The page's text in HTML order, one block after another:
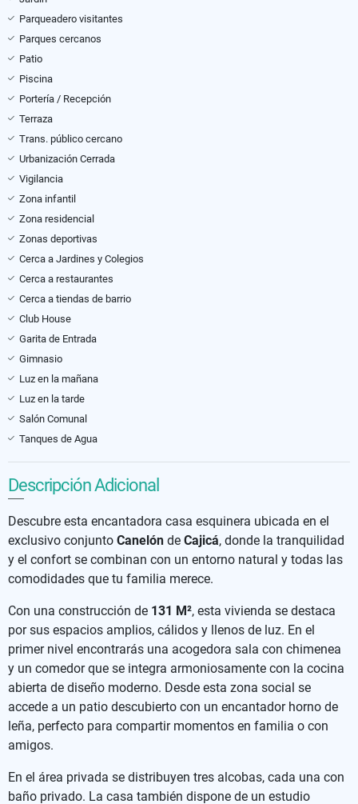
Parqueadero visitantes
Parques cercanos
Patio
Piscina
Portería / Recepción
Terraza
Trans. público cercano
Urbanización Cerrada
Vigilancia
Zona infantil
Zona residencial
Zonas deportivas
Cerca a Jardines y Colegios
Cerca a restaurantes
Cerca a tiendas de barrio
Club House
Garita de Entrada
Gimnasio
Luz en la mañana
Luz en la tarde
Salón Comunal
Tanques de Agua
Descripción Adicional
Descubre esta encantadora casa esquinera ubicada en el
exclusivo conjunto Canelón de Cajicá, donde la tranquilidad
y el confort se combinan con un entorno natural y todas las
comodidades que tu familia merece.
Con una construcción de 131 M², esta vivienda se destaca
por sus espacios amplios, cálidos y llenos de luz. En el
primer nivel encontrarás una acogedora sala con chimenea
y un comedor que se integra armoniosamente con la cocina
abierta de diseño moderno. Desde esta zona social se
accede a un patio descubierto con un encantador horno de
leña, perfecto para compartir momentos en familia o con
amigos.
En el área privada se distribuyen tres alcobas, cada una con
baño privado. La casa también dispone de un estudio